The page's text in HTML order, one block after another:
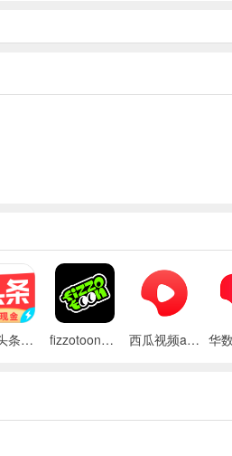
今日头条极速版 fizzotoon漫画app 西瓜视频app2020